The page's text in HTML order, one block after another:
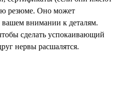
резюме. Оно может
вашем внимании к деталям.
сделать успокаивающий
нервы расшалятся.